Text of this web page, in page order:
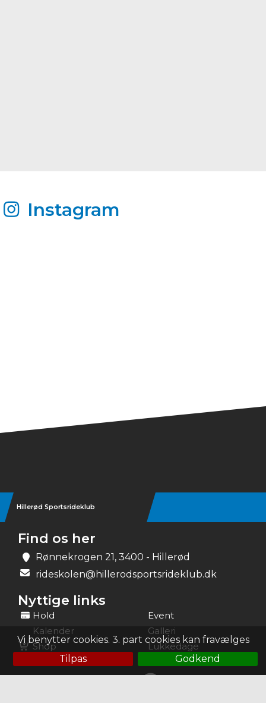
Vi benytter cookies. 3. part cookies kan fravælges
Tilpas
Godkend
Instagram
Hillerød Sportsrideklub
Find os her
Rønnekrogen 21, 3400 - Hillerød
rideskolen@hillerodsportsrideklub.dk
Nyttige links
Hold
Event
Kalender
Galleri
Shop
Lukkedage